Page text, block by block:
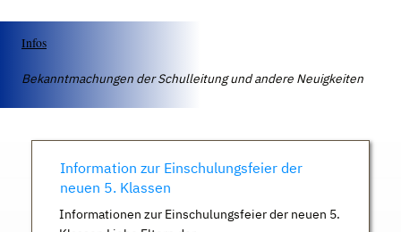
Infos
Bekanntmachungen der Schulleitung und andere Neuigkeiten
Information zur Einschulungsfeier der
neuen 5. Klassen
Informationen zur Einschulungsfeier der neuen 5.